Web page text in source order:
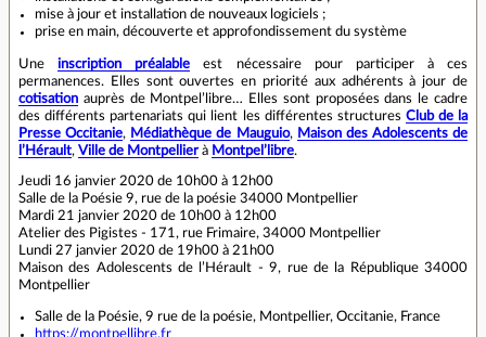
mise à jour et installation de nouveaux logiciels ;
prise en main, découverte et approfondissement du système
Uneinscription préalable est nécessaire pour participer à ces
permanences. Elles sont ouvertes en priorité aux adhérents à jour de
cotisation auprès de Montpel’libre… Elles sont proposées dans le cadre
des différents partenariats qui lient les différentes structures Club de la
Presse Occitanie, Médiathèque de Mauguio, Maison des Adolescents de
l’Hérault, Ville de Montpellierà Montpel’libre.
Jeudi 16 janvier 2020 de 10h00 à 12h00
Salle de la Poésie 9, rue de la poésie 34000 Montpellier
Mardi 21 janvier 2020 de 10h00 à 12h00
Atelier des Pigistes - 171, rue Frimaire, 34000 Montpellier
Lundi 27 janvier 2020 de 19h00 à 21h00
Maison des Adolescents de l’Hérault - 9, rue de la République 34000
Montpellier
Salle de la Poésie, 9 rue de la poésie, Montpellier, Occitanie, France
https://montpellibre.fr